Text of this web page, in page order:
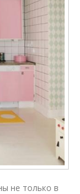
не только в